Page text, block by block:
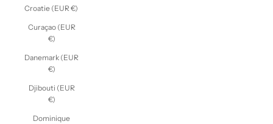
Croatie (EUR €)
Curaçao (EUR
€)
Danemark (EUR
€)
Djibouti (EUR
€)
Dominique